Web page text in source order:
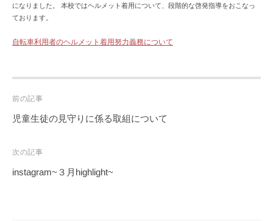
になりました。 本校ではヘルメット着用について、段階的な啓発指導をおこなっ
ております。
自転車利用者のヘルメット着用努力義務について
Post
navigation
前の記事
児童生徒の見守りに係る取組について
次の記事
instagram~３月highlight~